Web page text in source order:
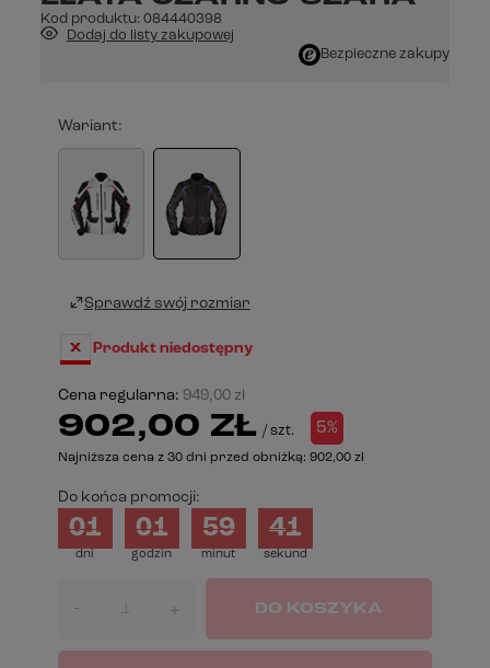
Kod produktu: 084440398
Dodaj do listy zakupowej
Bezpieczne zakupy
Wariant
Sprawdź swój rozmiar
Produkt niedostępny
Cena regularna: 949,00 zł
902,00 ZŁ / szt. 5%
Najniższa cena z 30 dni przed obniżką: 902,00 zł
Do końca promocji:
dni
01
godzin
01
minut
59
sekund
40
- + DO KOSZYKA